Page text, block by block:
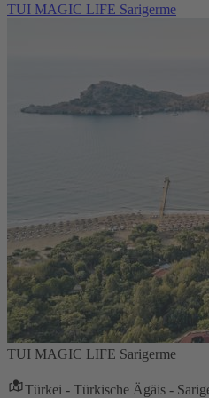
TUI MAGIC LIFE Sarigerme
TUI MAGIC LIFE Sarigerme
Türkei - Türkische Ägäis -